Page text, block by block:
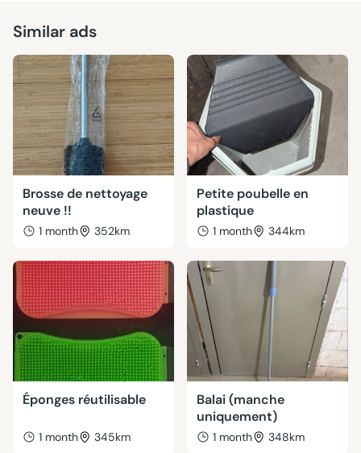
Similar ads
Brosse de nettoyage
neuve !!
1 month 352km
Petite poubelle en
plastique
1 month 344km
Éponges réutilisable
1 month 345km
Balai (manche
uniquement)
1 month 348km